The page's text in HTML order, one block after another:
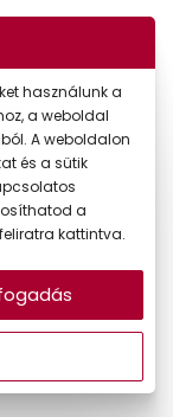
használunk a
a weboldal
A weboldalon
és a sütik
a
kattintva.